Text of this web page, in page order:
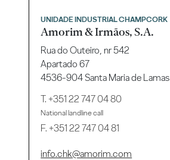
UNIDADE INDUSTRIAL CHAMPCORK
Amorim & Irmãos, S.A.
Rua do Outeiro, nr 542
Apartado 67
4536-904 Santa Maria de Lamas
T.+351 22 747 04 80
National landline call
F. +351 22 747 04 81
info.chk@amorim.com